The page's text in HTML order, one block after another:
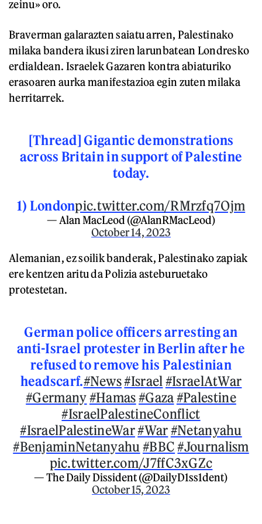
zeinu» oro.
Braverman galarazten saiatu arren, Palestinako
milaka bandera ikusi ziren larunbatean Londresko
erdialdean. Israelek Gazaren kontra abiaturiko
erasoaren aurka manifestazioa egin zuten milaka
herritarrek.
[Thread] Gigantic demonstrations
across Britain in support of Palestine
today.
1) Londonpic.twitter.com/RMrzfq7Ojm
— Alan MacLeod (@AlanRMacLeod)
October 14, 2023
Alemanian, ez soilik banderak, Palestinako zapiak
ere kentzen aritu da Polizia asteburuetako
protestetan.
German police officers arresting an
anti-Israel protester in Berlin after he
refused to remove his Palestinian
headscarf.#News#Israel #IsraelAtWar
#Germany#Hamas#Gaza#Palestine
#IsraelPalestineConflict
#IsraelPalestineWar#War#Netanyahu
#BenjaminNetanyahu #BBC #Journalism
pic.twitter.com/J7ffC3xGZc
— The Daily Dissident (@DailyD1ss1dent)
October 15, 2023